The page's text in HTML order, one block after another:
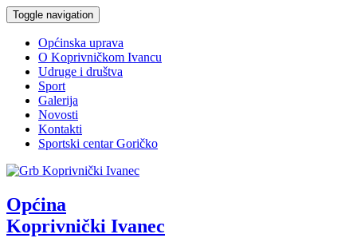
Toggle navigation
Općinska uprava
O Koprivničkom Ivancu
Udruge i društva
Sport
Galerija
Novosti
Kontakti
Sportski centar Goričko
Općina
Koprivnički Ivanec